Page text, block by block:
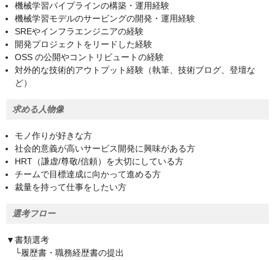
機械学習パイプラインの構築・運用経験
機械学習モデルのサービングの開発・運用経験
SREやインフラエンジニアの経験
開発プロジェクトをリードした経験
OSS の公開やコントリビュートの経験
対外的な技術的アウトプット経験（執筆、技術ブログ、登壇な
ど）
求める人物像
モノ作りが好きな方
社会的意義が高いサービス開発に興味がある方
HRT（謙虚/尊敬/信頼）を大切にしている方
チームで目標達成に向かって進める方
裁量を持って仕事をしたい方
選考フロー
▼書類選考
└履歴書・職務経歴書の提出